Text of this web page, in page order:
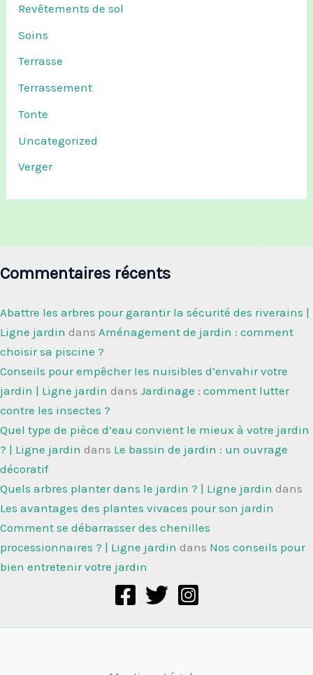
Revêtements de sol
Soins
Terrasse
Terrassement
Tonte
Uncategorized
Verger
Commentaires récents
Abattre les arbres pour garantir la sécurité des riverains |
Ligne jardin dans Aménagement de jardin : comment
choisir sa piscine ?
Conseils pour empêcher les nuisibles d’envahir votre
jardin | Ligne jardin dans Jardinage : comment lutter
contre les insectes ?
Quel type de pièce d’eau convient le mieux à votre jardin
? | Ligne jardin dans Le bassin de jardin : un ouvrage
décoratif
Quels arbres planter dans le jardin ? | Ligne jardin dans
Les avantages des plantes vivaces pour son jardin
Comment se débarrasser des chenilles
processionnaires ? | Ligne jardin dans Nos conseils pour
bien entretenir votre jardin